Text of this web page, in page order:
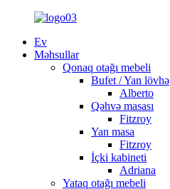
Ev
Məhsullar
Qonaq otağı mebeli
Bufet / Yan lövhə
Alberto
Qəhvə masası
Fitzroy
Yan masa
Fitzroy
İçki kabineti
Adriana
Yataq otağı mebeli